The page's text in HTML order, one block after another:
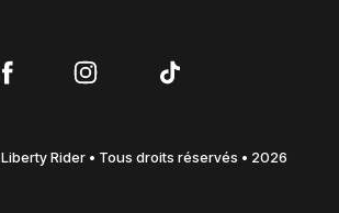
Liberty Rider • Tous droits réservés • 2026